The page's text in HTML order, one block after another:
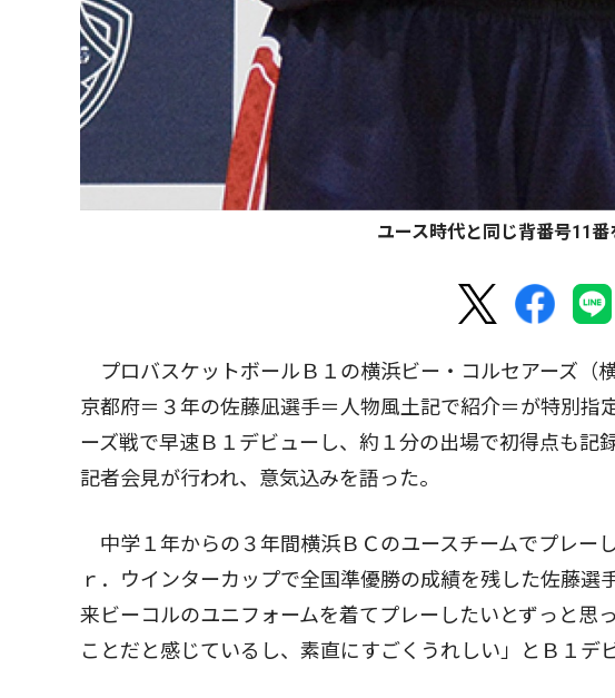
ユース時代と同じ背番号11
プロバスケットボールＢ１の横浜ビー・コルセアーズ（
京都府＝３年の佐藤凪選手＝人物風土記で紹介＝が特別指
ーズ戦で早速Ｂ１デビューし、約１分の出場で初得点も記
記者会見が行われ、意気込みを語った。
中学１年からの３年間横浜ＢＣのユースチームでプレー
ｒ．ウインターカップで全国準優勝の成績を残した佐藤
来ビーコルのユニフォームを着てプレーしたいとずっと思
ことだと感じているし、素直にすごくうれしい」とＢ１デ